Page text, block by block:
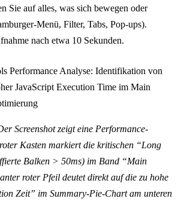
Sie auf alles, was sich bewegen oder
Menü, Filter, Tabs, Pop-ups).
nach etwa 10 Sekunden.
Screenshot zeigt eine Performance-
Kasten markiert die kritischen “Long
Balken > 50ms) im Band “Main
roter Pfeil deutet direkt auf die zu hohe
Zeit” im Summary-Pie-Chart am unteren